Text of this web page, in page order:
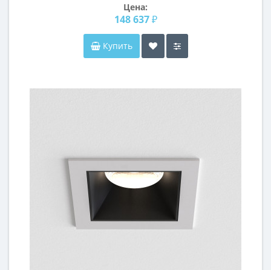
Цена:
148 637 ₽
Купить